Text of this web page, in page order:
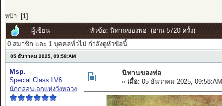
หน้า: [ 1]
ผู้เขียน
หัวข้อ: นิทานของพ่อ (อ่าน 5720 ครั้ง)
0 สมาชิก และ 1 บุคคลทั่วไป กำลังดูหัวข้อนี้
05 ธันวาคม 2025, 09:58:AM
Msp.
Special Class LV6
นักกลอนเอกแห่งวังหลวง
นิทานของพ่อ
« เมื่อ: 05 ธันวาคม 2025,